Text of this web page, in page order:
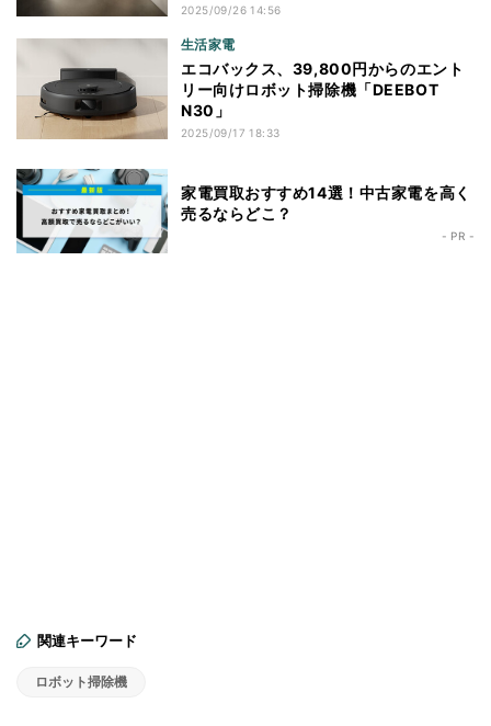
2025/09/26 14:56
生活家電
エコバックス、39,800円からのエント
リー向けロボット掃除機「DEEBOT
N30」
2025/09/17 18:33
家電買取おすすめ14選！中古家電を高く
売るならどこ？
- PR -
関連キーワード
ロボット掃除機